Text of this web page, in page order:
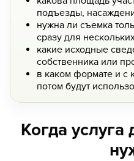
подъезды,
нужна ли съемка
сразу для
какие исходные
собственника или
в каком формате и с
потом будут
Когда услуга